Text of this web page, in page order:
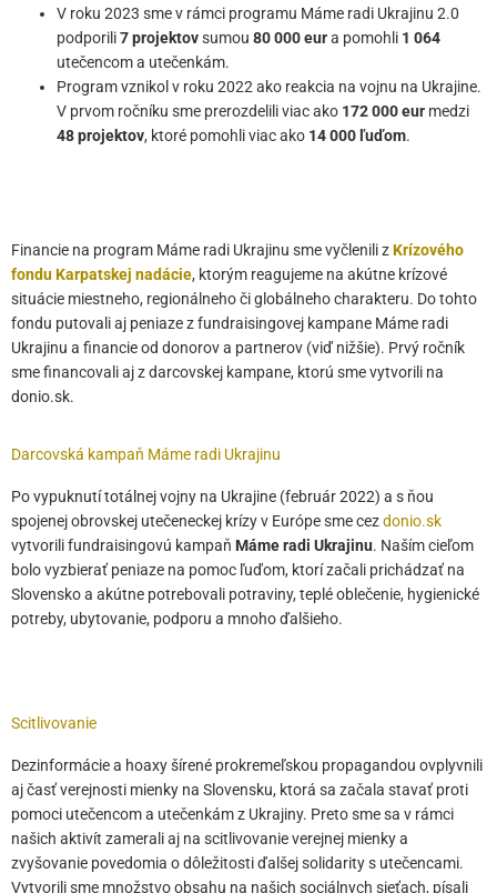
V roku 2023 sme v rámci programu Máme radi Ukrajinu 2.0
podporili7 projektovsumou80 000 eura pomohli 1 064
utečencom a utečenkám.
Program vznikol v roku 2022 ako reakcia na vojnu na Ukrajine.
V prvom ročníku sme prerozdelili viac ako 172 000 eur medzi
48 projektov, ktoré pomohli viac ako 14 000 ľuďom.
Financie na program Máme radi Ukrajinu sme vyčlenili zKrízového
fondu Karpatskej nadácie, ktorým reagujeme na akútne krízové
situácie miestneho, regionálneho či globálneho charakteru. Do tohto
fondu putovali aj peniaze z fundraisingovej kampane Máme radi
Ukrajinu a financie od donorov a partnerov (viď nižšie). Prvý ročník
sme financovali aj z darcovskej kampane, ktorú sme vytvorili na
donio.sk.
Darcovská kampaň Máme radi Ukrajinu
Po vypuknutí totálnej vojny na Ukrajine (február 2022) a s ňou
spojenej obrovskej utečeneckej krízy v Európe sme cezdonio.sk
vytvorili fundraisingovú kampaň Máme radi Ukrajinu. Naším cieľom
bolo vyzbierať peniaze na pomoc ľuďom, ktorí začali prichádzať na
Slovensko a akútne potrebovali potraviny, teplé oblečenie, hygienické
potreby, ubytovanie, podporu a mnoho ďalšieho.
Scitlivovanie
Dezinformácie a hoaxy šírené prokremeľskou propagandou ovplyvnili
aj časť verejnosti mienky na Slovensku, ktorá sa začala stavať proti
pomoci utečencom a utečenkám z Ukrajiny. Preto sme sa v rámci
našich aktivít zamerali aj na scitlivovanie verejnej mienky a
zvyšovanie povedomia o dôležitosti ďalšej solidarity s utečencami.
Vytvorili sme množstvo obsahu na našich sociálnych sieťach, písali